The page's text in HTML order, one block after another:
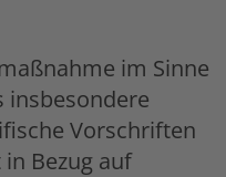
im Sinne
insbesondere
Vorschriften
Bezug auf